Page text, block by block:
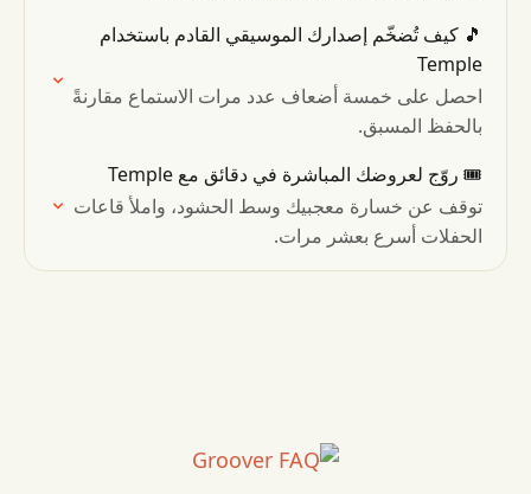
🎵 كيف تُضخّم إصدارك الموسيقي القادم باستخدام
Temple
احصل على خمسة أضعاف عدد مرات الاستماع مقارنةً
بالحفظ المسبق.
🎟 روّج لعروضك المباشرة في دقائق مع Temple
توقف عن خسارة معجبيك وسط الحشود، واملأ قاعات
الحفلات أسرع بعشر مرات.